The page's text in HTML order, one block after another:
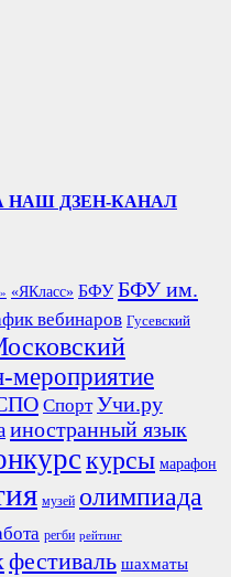
НАШ ДЗЕН-КАНАЛ
«ЯКласс» БФУ БФУ им.
вебинаров Гусевский
мероприятие
Спорт Учи.ру
иностранный язык
курсы марафон
музей олимпиада
регби рейтинг
фестиваль шахматы